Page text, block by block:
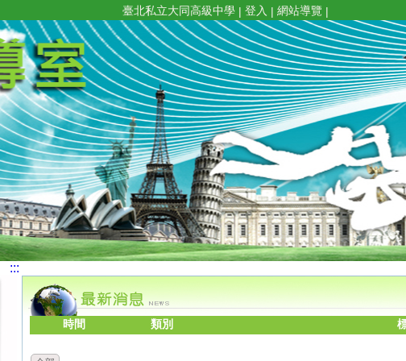
臺北私立大同高級中學 | 登入 | 網站導覽 |
:::
時間 類別